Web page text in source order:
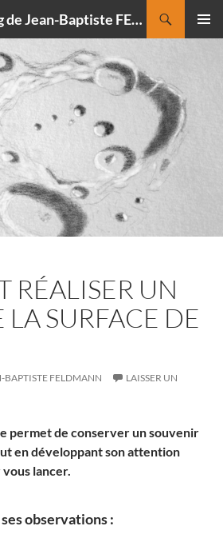
CIELMANIA : le blog de Jean-Baptiste FELDMANN, photographe du ciel
RÉALISER UN
LA SURFACE DE
BAPTISTE FELDMANN
LAISSER UN
permet de conserver un souvenir
en développant son attention
lancer.
observations :